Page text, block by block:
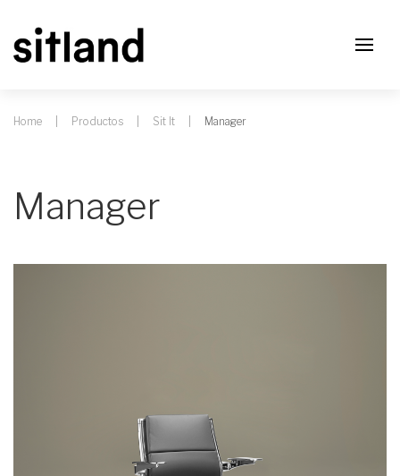
Home Productos Sit It Manager
Manager